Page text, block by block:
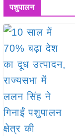
पशुपालन